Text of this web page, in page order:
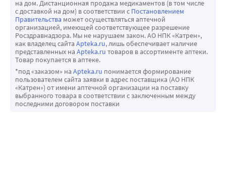
на дом. Дистанционная продажа медикаментов (в том числе
с доставкой на дом) в соответствии с Постановлением
Правительства может осуществляться аптечной
организацией, имеющей соответствующее разрешение
Росздравнадзора. Мы не нарушаем закон. АО НПК «Катрен»,
как владелец сайта Apteka.ru, лишь обеспечивает наличие
представленных на Apteka.ru товаров в ассортименте аптеки.
Товар покупается в аптеке.
*под «заказом» на Apteka.ru понимается формирование
пользователем сайта заявки в адрес поставщика (АО НПК
«Катрен») от имени аптечной организации на поставку
выбранного товара в соответствии с заключенным между
последними договором поставки